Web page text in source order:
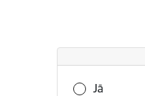
Vai šī
Jā